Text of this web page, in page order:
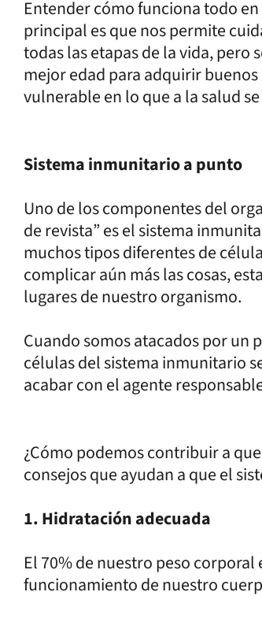
Entender cómo funciona todo
principal es que nos permite
todas las etapas de la vida, pero
mejor edad para adquirir
vulnerable en lo que a la salud
Sistema inmunitario a punto
Uno de los componentes del
de revista” es el sistema
muchos tipos diferentes de
complicar aún más las cosas,
lugares de nuestro organismo.
Cuando somos atacados por un
células del sistema inmunitario
acabar con el agente
¿Cómo podemos contribuir a
consejos que ayudan a que el
1. Hidratación adecuada
El 70% de nuestro peso
funcionamiento de nuestro